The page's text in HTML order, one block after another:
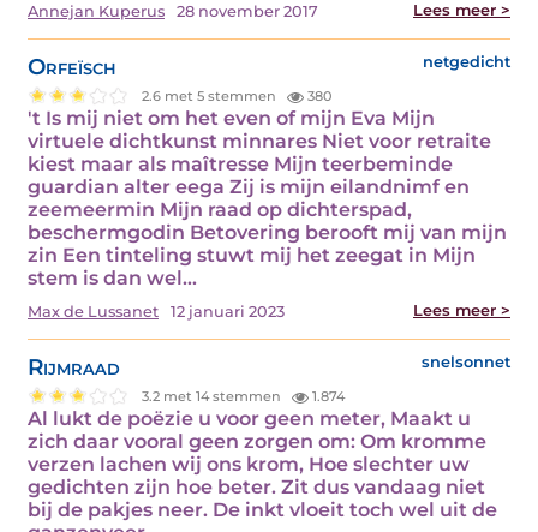
Annejan Kuperus 28 november 2017 Lees meer >
Orfeïsch netgedicht
2.6 met 5 stemmen 380
't Is mij niet om het even of mijn Eva Mijn
virtuele dichtkunst minnares Niet voor retraite
kiest maar als maîtresse Mijn teerbeminde
guardian alter eega Zij is mijn eilandnimf en
zeemeermin Mijn raad op dichterspad,
beschermgodin Betovering berooft mij van mijn
zin Een tinteling stuwt mij het zeegat in Mijn
stem is dan wel…
Max de Lussanet 12 januari 2023 Lees meer >
Rijmraad snelsonnet
3.2 met 14 stemmen 1.874
Al lukt de poëzie u voor geen meter, Maakt u
zich daar vooral geen zorgen om: Om kromme
verzen lachen wij ons krom, Hoe slechter uw
gedichten zijn hoe beter. Zit dus vandaag niet
bij de pakjes neer. De inkt vloeit toch wel uit de